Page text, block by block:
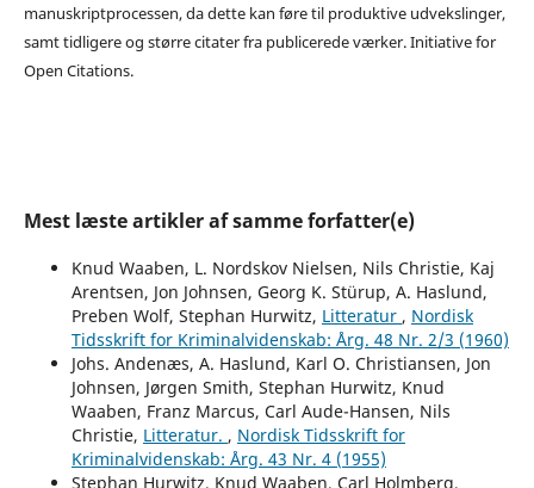
manuskriptprocessen, da dette kan føre til produktive udvekslinger,
samt tidligere og større citater fra publicerede værker. Initiative for
Open Citations.
Mest læste artikler af samme forfatter(e)
Knud Waaben, L. Nordskov Nielsen, Nils Christie, Kaj
Arentsen, Jon Johnsen, Georg K. Stürup, A. Haslund,
Preben Wolf, Stephan Hurwitz, Litteratur , Nordisk
Tidsskrift for Kriminalvidenskab: Årg. 48 Nr. 2/3 (1960)
Johs. Andenæs, A. Haslund, Karl O. Christiansen, Jon
Johnsen, Jørgen Smith, Stephan Hurwitz, Knud
Waaben, Franz Marcus, Carl Aude-Hansen, Nils
Christie, Litteratur. , Nordisk Tidsskrift for
Kriminalvidenskab: Årg. 43 Nr. 4 (1955)
Stephan Hurwitz, Knud Waaben, Carl Holmberg,